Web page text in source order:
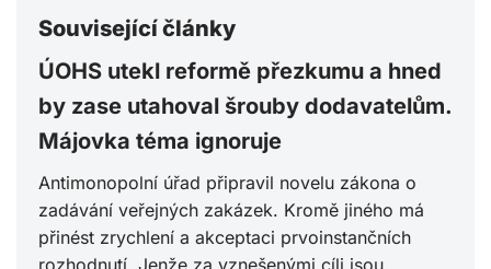
Související články
ÚOHS utekl reformě přezkumu a hned
by zase utahoval šrouby dodavatelům.
Májovka téma ignoruje
Antimonopolní úřad připravil novelu zákona o
zadávání veřejných zakázek. Kromě jiného má
přinést zrychlení a akceptaci prvoinstančních